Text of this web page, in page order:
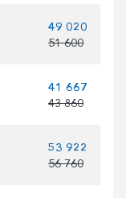
49 020
51 600
41 667
43 860
53 922
56 760